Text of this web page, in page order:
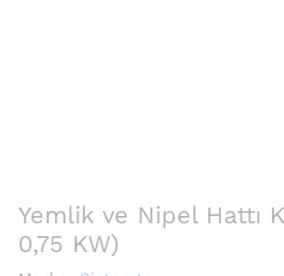
Yemlik ve Nipel Hattı
0,75 KW)